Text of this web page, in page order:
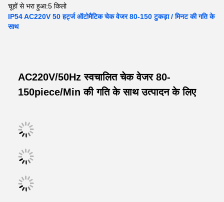
चूहों से भरा हुआ:5 किलो
IP54 AC220V 50 हर्ट्ज ऑटोमैटिक चेक वेजर 80-150 टुकड़ा / मिनट की गति के
साथ
AC220V/50Hz स्वचालित चेक वेजर 80-
150piece/Min की गति के साथ उत्पादन के लिए